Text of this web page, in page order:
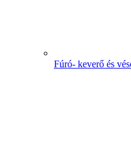
Fúró- keverő és